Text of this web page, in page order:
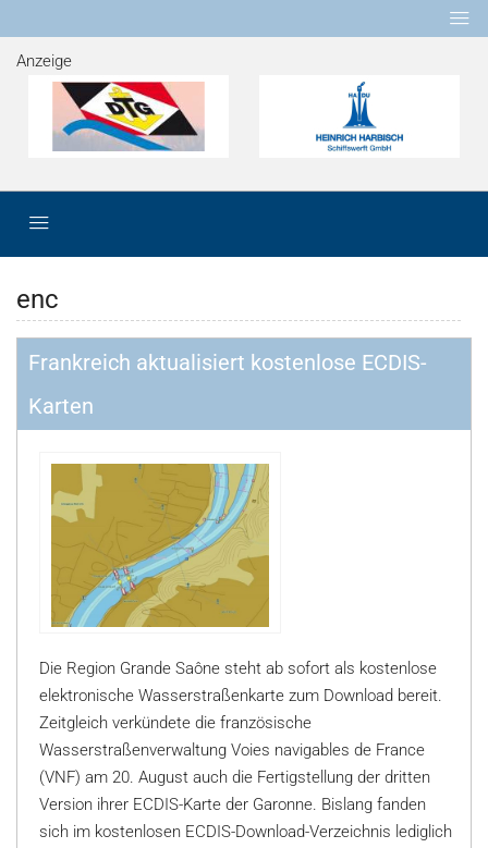
Anzeige
enc
Frankreich aktualisiert kostenlose ECDIS-
Karten
Die Region Grande Saône steht ab sofort als kostenlose
elektronische Wasserstraßenkarte zum Download bereit.
Zeitgleich verkündete die französische
Wasserstraßenverwaltung Voies navigables de France
(VNF) am 20. August auch die Fertigstellung der dritten
Version ihrer ECDIS-Karte der Garonne. Bislang fanden
sich im kostenlosen ECDIS-Download-Verzeichnis lediglich